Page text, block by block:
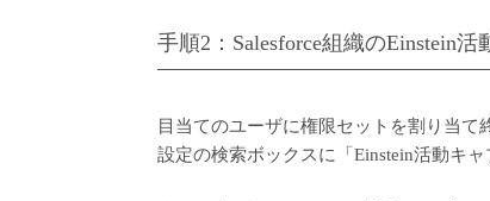
手順2：Salesforce組織のEinstein
目当てのユーザに権限セットを割り当て
設定の検索ボックスに「Einstein活動キ